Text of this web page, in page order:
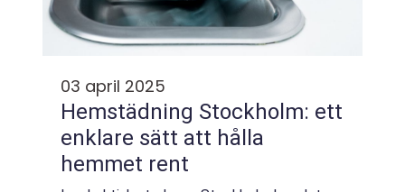
03 april 2025
Hemstädning Stockholm: ett
enklare sätt att hålla
hemmet rent